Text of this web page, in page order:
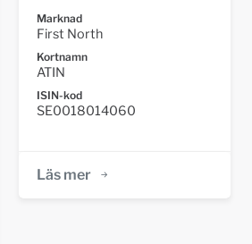
Marknad
First North
Kortnamn
ATIN
ISIN-kod
SE0018014060
Läs mer